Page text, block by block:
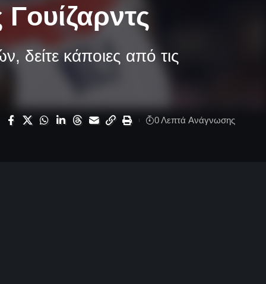
δείτε κάποιες από τις
0 Λεπτά Aνάγνωσης